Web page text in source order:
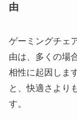
由
ゲーミングチェ
由は、多くの場
相性に起因しま
と、快適さより
す。